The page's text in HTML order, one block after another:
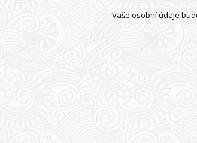
Vaše osobní údaje